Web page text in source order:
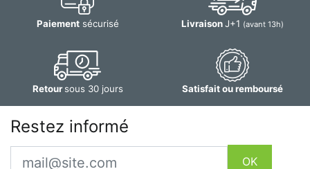
Paiementsécurisé LivraisonJ+1 (avant 13h)
Retoursous 30 jours Satisfait ou remboursé
Restez informé
Email
OK